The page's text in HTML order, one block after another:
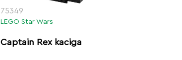
75349
LEGO Star Wars
Captain Rex kaciga